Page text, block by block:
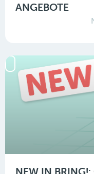
ANGEBOTE
NEW IN